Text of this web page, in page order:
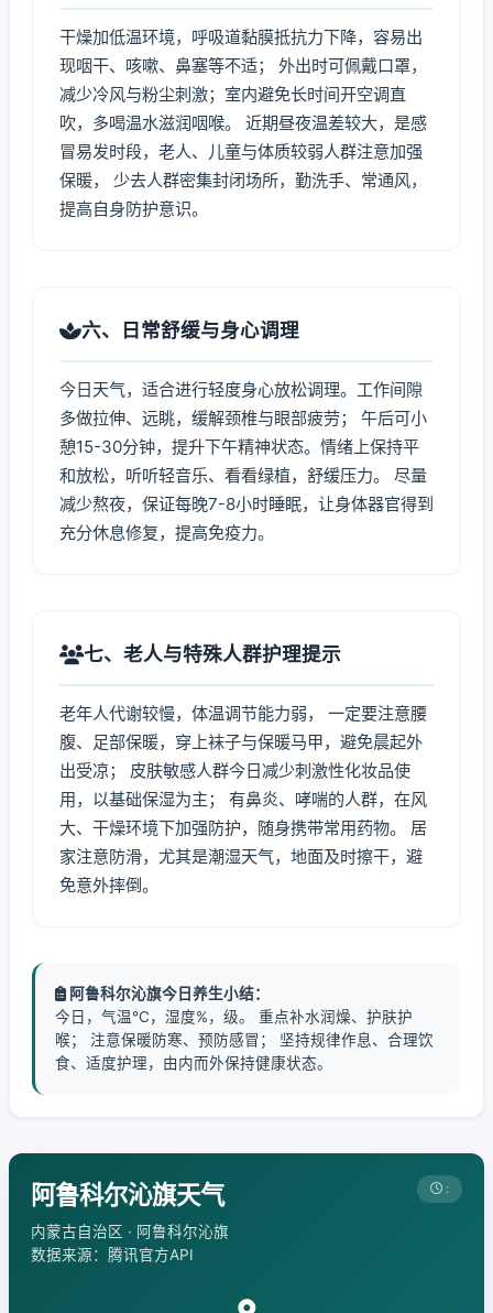
干燥加低温环境，呼吸道黏膜抵抗力下降，容易出
现咽干、咳嗽、鼻塞等不适； 外出时可佩戴口罩，
减少冷风与粉尘刺激；室内避免长时间开空调直
吹，多喝温水滋润咽喉。 近期昼夜温差较大，是感
冒易发时段，老人、儿童与体质较弱人群注意加强
保暖， 少去人群密集封闭场所，勤洗手、常通风，
提高自身防护意识。
六、日常舒缓与身心调理
今日天气，适合进行轻度身心放松调理。工作间隙
多做拉伸、远眺，缓解颈椎与眼部疲劳； 午后可小
憩15-30分钟，提升下午精神状态。情绪上保持平
和放松，听听轻音乐、看看绿植，舒缓压力。 尽量
减少熬夜，保证每晚7-8小时睡眠，让身体器官得到
充分休息修复，提高免疫力。
七、老人与特殊人群护理提示
老年人代谢较慢，体温调节能力弱， 一定要注意腰
腹、足部保暖，穿上袜子与保暖马甲，避免晨起外
出受凉； 皮肤敏感人群今日减少刺激性化妆品使
用，以基础保湿为主； 有鼻炎、哮喘的人群，在风
大、干燥环境下加强防护，随身携带常用药物。 居
家注意防滑，尤其是潮湿天气，地面及时擦干，避
免意外摔倒。
阿鲁科尔沁旗今日养生小结：
今日，气温℃，湿度%，级。 重点补水润燥、护肤护
喉； 注意保暖防寒、预防感冒； 坚持规律作息、合理饮
食、适度护理，由内而外保持健康状态。
阿鲁科尔沁旗天气
内蒙古自治区 · 阿鲁科尔沁旗
数据来源：腾讯官方API
: